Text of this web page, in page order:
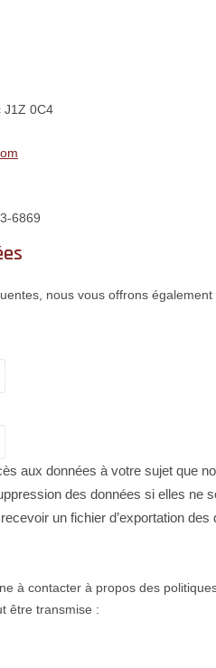
J1Z 0C4
6869
nous vous offrons
aux données à votre sujet que
des données si elles ne
un fichier d’exportation
à contacter à propos des
être transmise :